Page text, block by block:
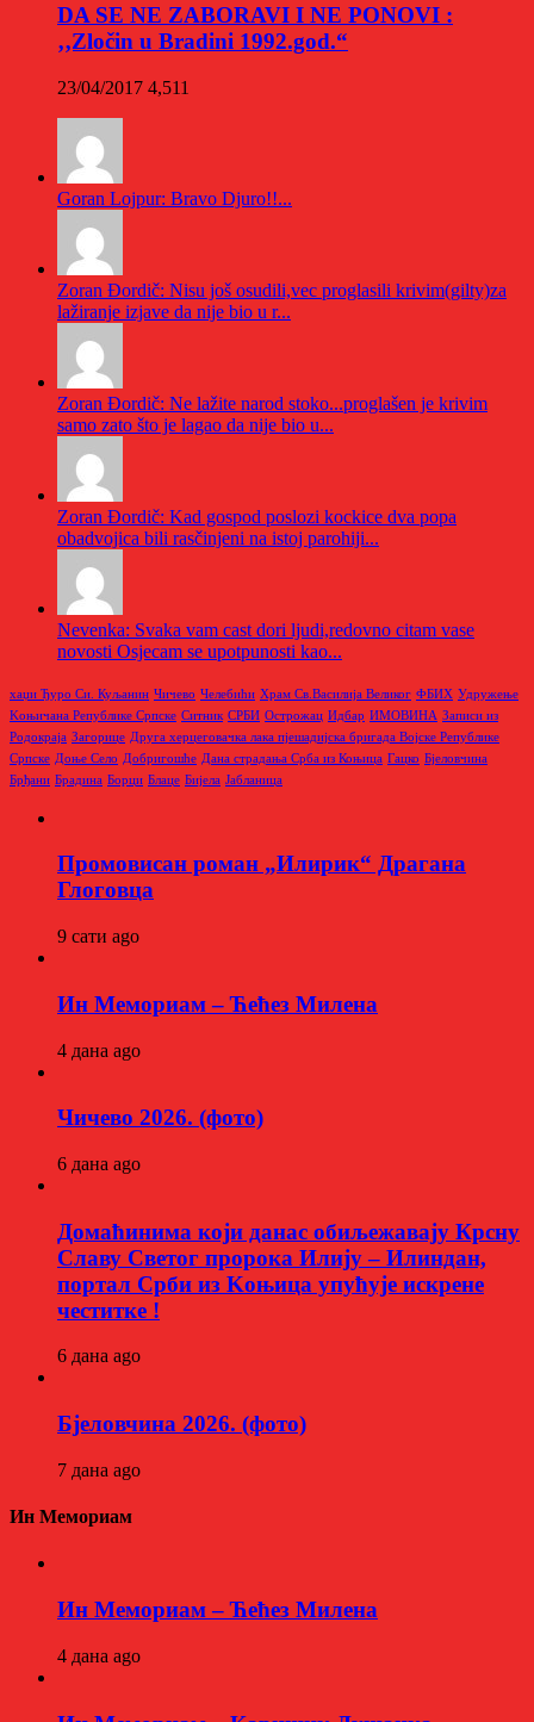
DA SE NE ZABORAVI I NE PONOVI :
‚‚Zločin u Bradini 1992.god.“
23/04/2017 4,511
Goran Lojpur: Bravo Djuro!!...
Zoran Đordič: Nisu još osudili,vec proglasili krivim(gilty)za
lažiranje izjave da nije bio u r...
Zoran Đordič: Ne lažite narod stoko...proglašen je krivim
samo zato što je lagao da nije bio u...
Zoran Đordič: Kad gospod poslozi kockice dva popa
obadvojica bili rasčinjeni na istoj parohiji...
Nevenka: Svaka vam cast dori ljudi,redovno citam vase
novosti Osjecam se upotpunosti kao...
хаџи Ђуро Си. Куљанин Чичево Челебићи Храм Св.Василија Великог ФБИХ Удружење
Kоњичана Републике Српске Ситник СРБИ Острожац Идбар ИМОВИНА Записи из
Родoкраја Загорице Друга херцеговачка лака пјешадијска бригада Војске Републике
Српске Доње Село Добригошће Дана страдања Срба из Коњица Гацко Бјеловчина
Брђани Брадина Борци Блаце Бијела Јабланица
Промовисан роман „Илирик“ Драгана
Глоговца
9 сати ago
Ин Мемориам – Ћећез Милена
4 дана ago
Чичево 2026. (фото)
6 дана ago
Домаћинима који данас обиљежавају Крсну
Славу Светог пророка Илију – Илиндан,
портал Срби из Kоњица упућује искрене
честитке !
6 дана ago
Бјеловчина 2026. (фото)
7 дана ago
Ин Мемориам
Ин Мемориам – Ћећез Милена
4 дана ago